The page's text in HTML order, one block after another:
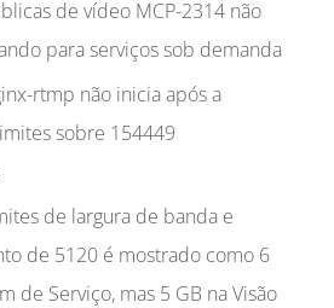
de vídeo MCP-2314 não
para serviços sob demanda
rtmp não inicia após a
sobre 154449
de largura de banda e
de 5120 é mostrado como 6
de Serviço, mas 5 GB na Visão